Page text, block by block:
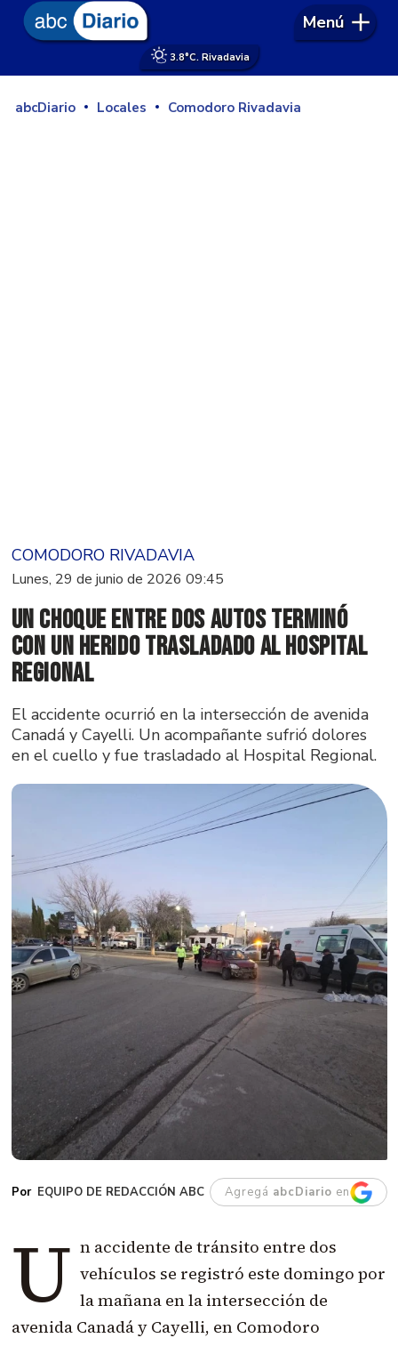
3.8°C. Rivadavia
Menú
abcDiario Locales Comodoro Rivadavia
COMODORO RIVADAVIA
Lunes, 29 de junio de 2026 09:45
Un choque entre dos autos terminó
con un herido trasladado al Hospital
Regional
El accidente ocurrió en la intersección de avenida
Canadá y Cayelli. Un acompañante sufrió dolores
en el cuello y fue trasladado al Hospital Regional.
EQUIPO DE REDACCIÓN ABC Agregá abcDiario en
U n accidente de tránsito entre dos
vehículos se registró este domingo por
la mañana en la intersección de
avenida Canadá y Cayelli, en Comodoro